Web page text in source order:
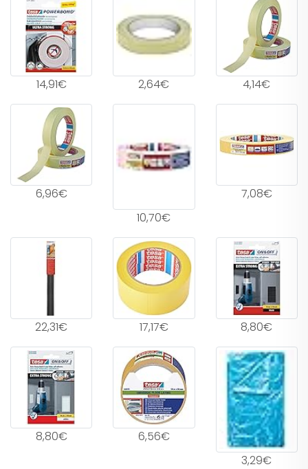
14,91€ 2,64€ 4,14€
6,96€
10,70€
7,08€
22,31€ 17,17€ 8,80€
8,80€
6,56€
3,29€